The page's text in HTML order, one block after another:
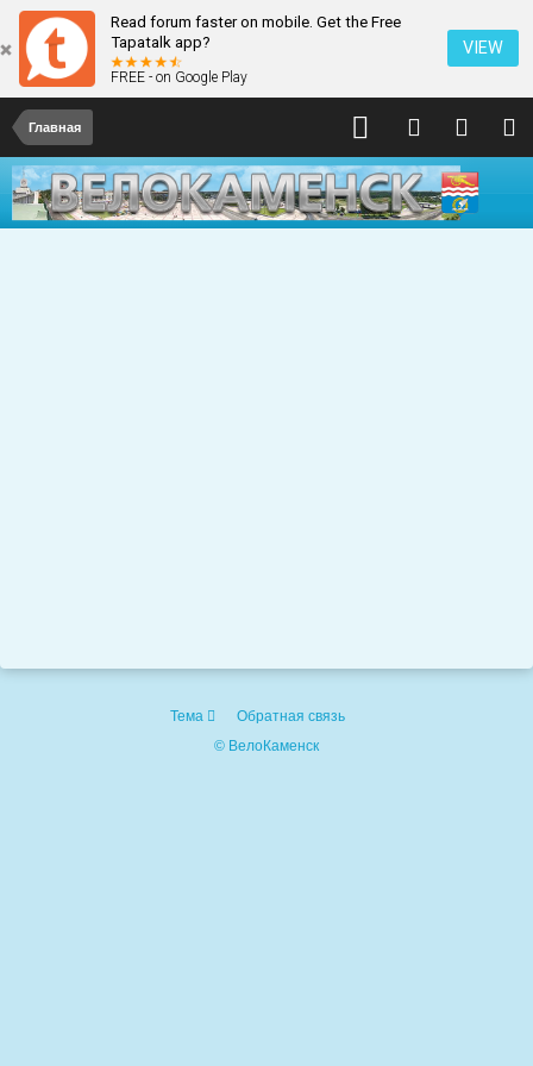
Read forum faster on mobile. Get the Free
Tapatalk app?
FREE - on Google Play
VIEW
Главная
Тема
Обратная связь
© ВелоКаменск